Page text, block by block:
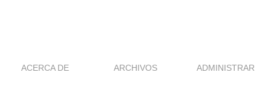
ACERCA DE ARCHIVOS ADMINISTRAR